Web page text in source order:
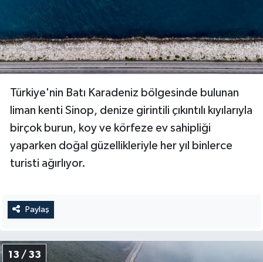
Türkiye'nin Batı Karadeniz bölgesinde bulunan
liman kenti Sinop, denize girintili çıkıntılı kıyılarıyla
birçok burun, koy ve körfeze ev sahipliği
yaparken doğal güzellikleriyle her yıl binlerce
turisti ağırlıyor.
Paylaş
13 / 33